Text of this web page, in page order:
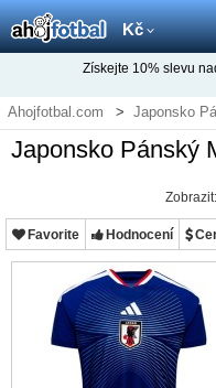
Kč
Získejte 10% slevu
Ahojfotbal.com Japonsko
Japonsko Pánský
Zobrazit:
Favorite Hodnocení